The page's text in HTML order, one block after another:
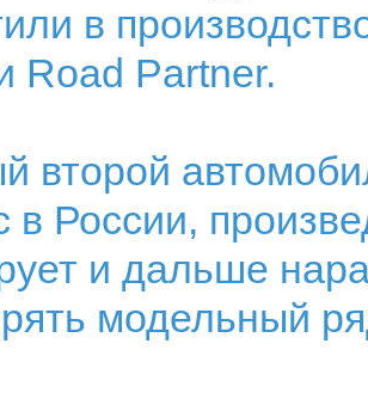
в
Road Partner.
второй
в России,
и дальше
модельный